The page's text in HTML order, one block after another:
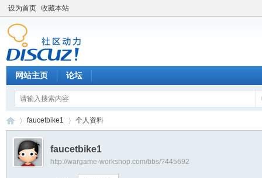
设为首页 收藏本站
网站主页 论坛
›
faucetbike1 个人资料
faucetbike1
http://wargame-workshop.com/bbs/?445692